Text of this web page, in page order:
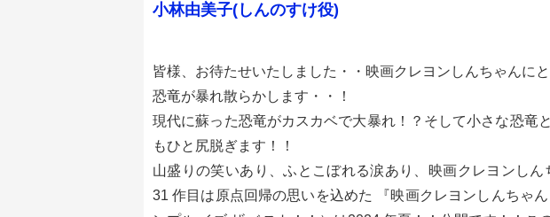
小林由美子(しんのすけ役)
皆様、お待たせいたしました・・映画クレヨンしんちゃんにと
恐竜が暴れ散らかします・・！
現代に蘇った恐竜がカスカベで大暴れ！？そして小さな恐竜
もひと尻脱ぎます！！
山盛りの笑いあり、ふとこぼれる涙あり、映画クレヨンしん
31 作目は原点回帰の思いを込めた 『映画クレヨンしんちゃ